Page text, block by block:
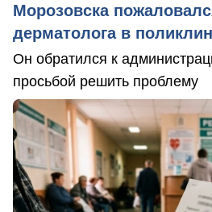
Морозовска
дерматолога в
Он обратился к
просьбой решить проблему